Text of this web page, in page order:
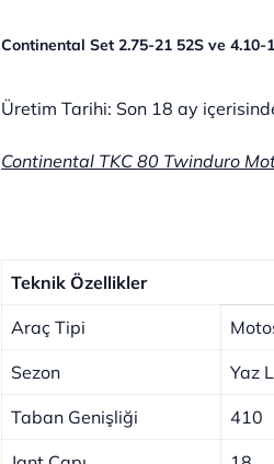
Continental Set 2.75-21 52S ve
Üretim Tarihi: Son 18 ay
Continental TKC 80 Twinduro
Teknik Özellikler
Araç Tipi
Sezon Yaz
Taban Genişliği 410